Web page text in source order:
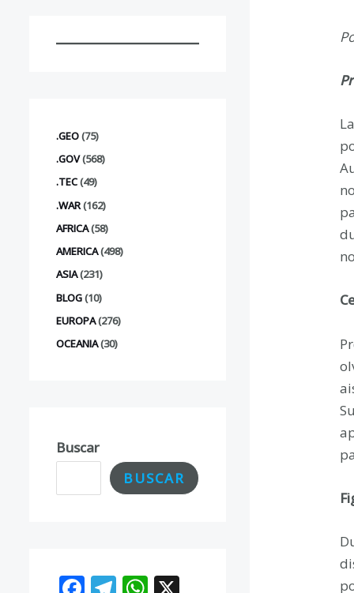
.GEO(75)
.GOV(568)
.TEC(49)
.WAR(162)
AFRICA(58)
AMERICA(498)
ASIA(231)
BLOG(10)
EUROPA(276)
OCEANIA(30)
Buscar
BUSCAR